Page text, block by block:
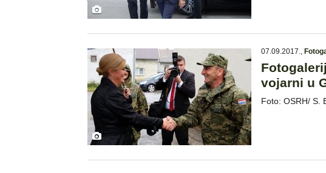
07.09.2017.,
vojarni u
Foto: OSRH/ S.